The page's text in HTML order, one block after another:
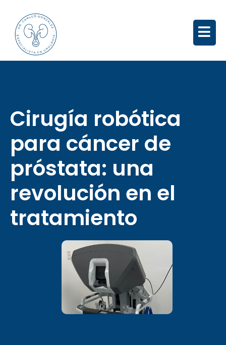
Cirugía robótica
para cáncer de
próstata: una
revolución en el
tratamiento